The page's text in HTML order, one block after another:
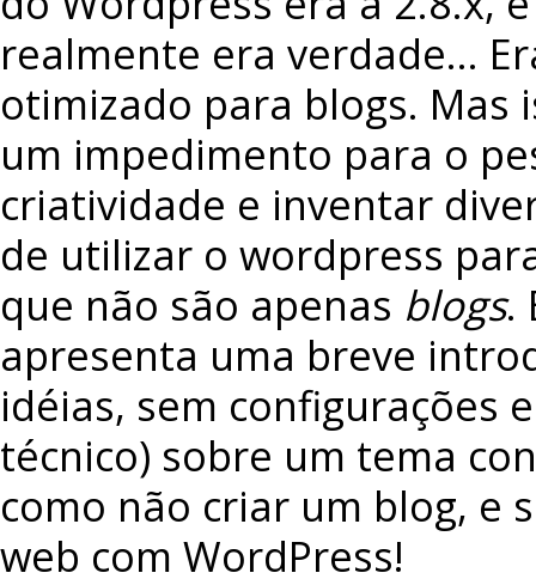
realmente era verdade…
otimizado para blogs. Mas
um impedimento para o
criatividade e inventar
de utilizar o wordpress
que não são apenas blogs.
apresenta uma breve
idéias, sem configurações
técnico) sobre um tema
como não criar um blog, e
web com WordPress!